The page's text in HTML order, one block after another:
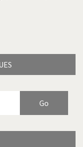
en Italie
ou pas très?